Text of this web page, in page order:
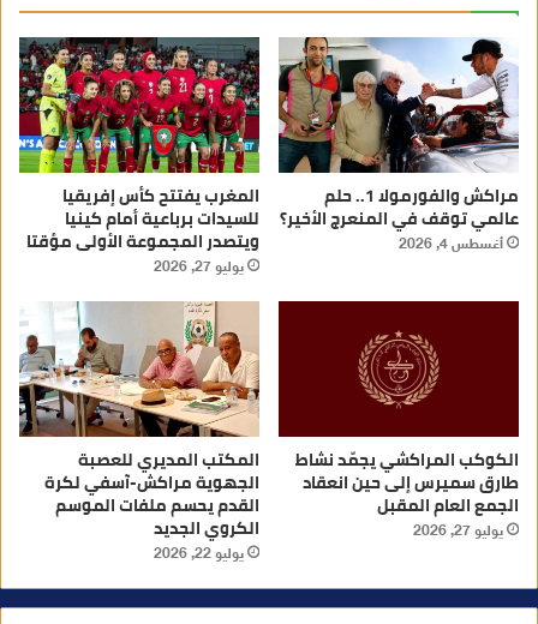
مراكش والفورمولا 1.. حلم
عالمي توقف في المنعرج الأخير؟
أغسطس 4, 2026
المغرب يفتتح كأس إفريقيا
للسيدات برباعية أمام كينيا
ويتصدر المجموعة الأولى مؤقتا
يوليو 27, 2026
الكوكب المراكشي يجمّد نشاط
طارق سميرس إلى حين انعقاد
الجمع العام المقبل
يوليو 27, 2026
المكتب المديري للعصبة
الجهوية مراكش-آسفي لكرة
القدم يحسم ملفات الموسم
الكروي الجديد
يوليو 22, 2026